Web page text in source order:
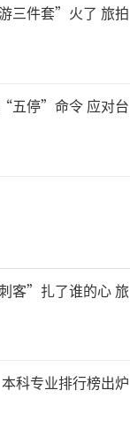
三件套”火了 旅拍
五停”命令 应对台
客”扎了谁的心 旅
科专业排行榜出炉